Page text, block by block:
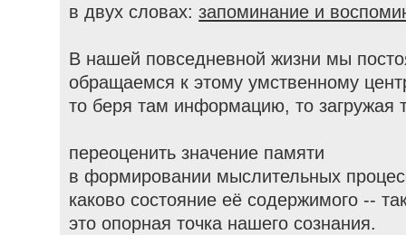
в двух словах:запоминание и
В нашей повседневной жизни мы
обращаемся к этому умственному
то беря там информацию, то загружая
переоценить значение памяти
в формировании мыслительных
каково состояние её содержимого --
это опорная точка нашего сознания.